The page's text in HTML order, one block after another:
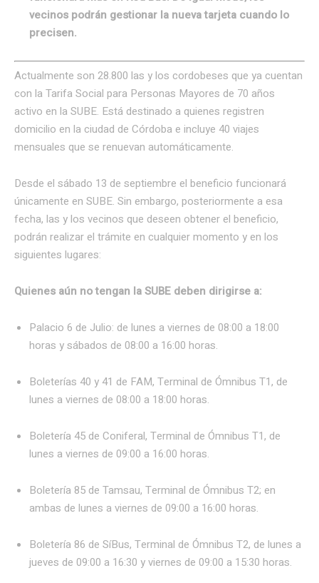
vecinos podrán gestionar la nueva tarjeta cuando lo
precisen.
Actualmente son 28.800 las y los cordobeses que ya cuentan
con la Tarifa Social para Personas Mayores de 70 años
activo en la SUBE. Está destinado a quienes registren
domicilio en la ciudad de Córdoba e incluye 40 viajes
mensuales que se renuevan automáticamente.
Desde el sábado 13 de septiembre el beneficio funcionará
únicamente en SUBE. Sin embargo, posteriormente a esa
fecha, las y los vecinos que deseen obtener el beneficio,
podrán realizar el trámite en cualquier momento y en los
siguientes lugares:
Quienes aún no tengan la SUBE deben dirigirse a:
Palacio 6 de Julio: de lunes a viernes de 08:00 a 18:00
horas y sábados de 08:00 a 16:00 horas.
Boleterías 40 y 41 de FAM, Terminal de Ómnibus T1, de
lunes a viernes de 08:00 a 18:00 horas.
Boletería 45 de Coniferal, Terminal de Ómnibus T1, de
lunes a viernes de 09:00 a 16:00 horas.
Boletería 85 de Tamsau, Terminal de Ómnibus T2; en
ambas de lunes a viernes de 09:00 a 16:00 horas.
Boletería 86 de SíBus, Terminal de Ómnibus T2, de lunes a
jueves de 09:00 a 16:30 y viernes de 09:00 a 15:30 horas.